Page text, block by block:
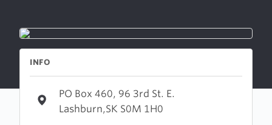
INFO
PO Box 460, 96 3rd St. E.
Lashburn,SK S0M 1H0